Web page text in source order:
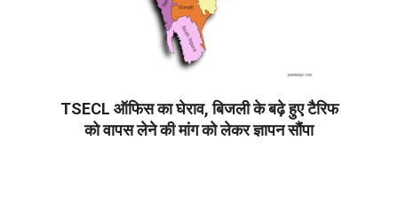
TSECL ऑफिस का घेराव, बिजली के बढ़े हुए टैरिफ
को वापस लेने की मांग को लेकर ज्ञापन सौंपा